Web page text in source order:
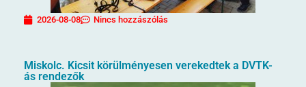
2026-08-08 Nincs hozzászólás
Miskolc. Kicsit körülményesen verekedtek a DVTK-
ás rendezők